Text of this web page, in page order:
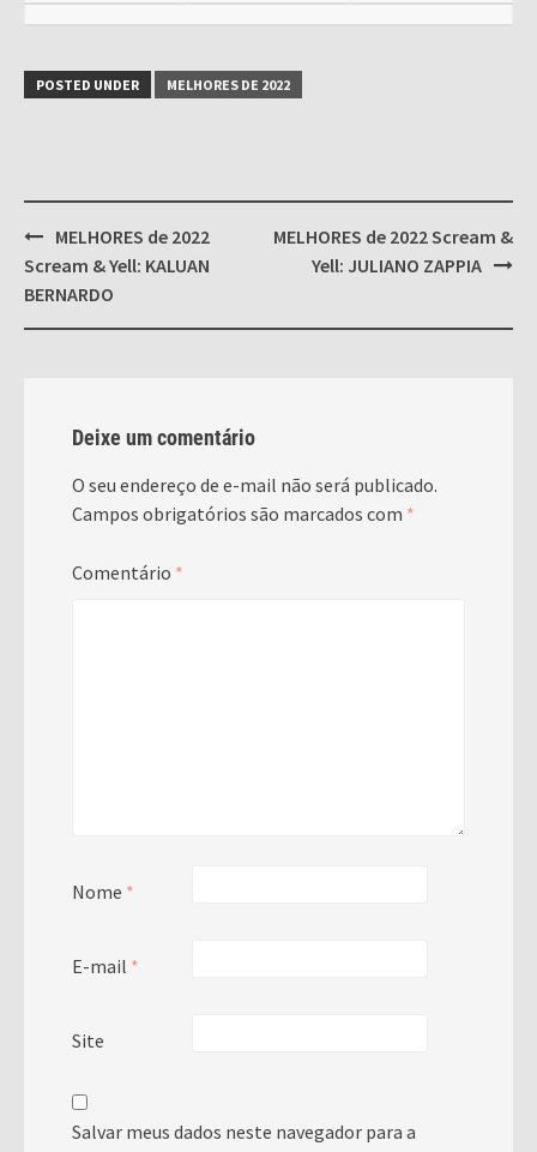
POSTED UNDER MELHORES DE 2022
Post
navigation
MELHORES de 2022
Scream & Yell: KALUAN
BERNARDO
MELHORES de 2022 Scream &
Yell: JULIANO ZAPPIA
Deixe um comentário
O seu endereço de e-mail não será publicado.
Campos obrigatórios são marcados com *
Comentário *
Nome *
E-mail *
Site
Salvar meus dados neste navegador para a